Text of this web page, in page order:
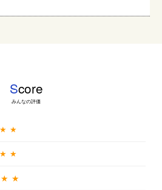
Score
みんなの評価